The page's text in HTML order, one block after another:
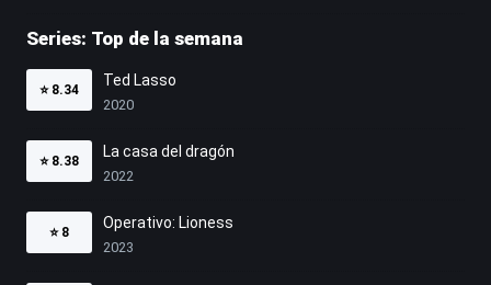
Series: Top de la semana
⭐ 8.34
Ted Lasso
2020
⭐ 8.38
La casa del dragón
2022
⭐ 8
Operativo: Lioness
2023